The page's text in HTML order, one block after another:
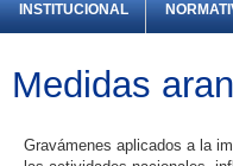
INSTITUCIONAL
Medidas
Gravámenes aplicados a la